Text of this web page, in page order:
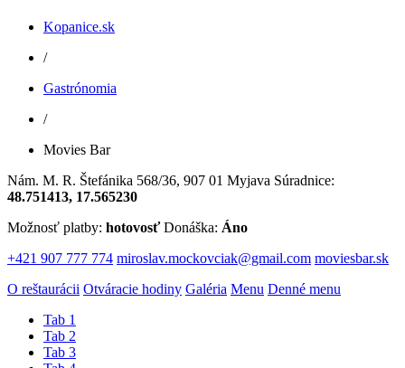
Kopanice.sk
/
Gastrónomia
/
Movies Bar
Nám. M. R. Štefánika 568/36, 907 01 Myjava Súradnice:
48.751413, 17.565230
Možnosť platby: hotovosť Donáška: Áno
+421 907 777 774 miroslav.mockovciak@gmail.com moviesbar.sk
O reštaurácii Otváracie hodiny Galéria Menu Denné menu
Tab 1
Tab 2
Tab 3